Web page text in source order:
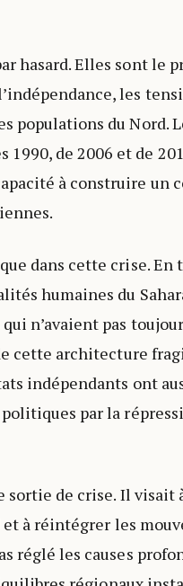
hasard. Elles sont le
les
populations du Nord.
1990, de 2006 et de
à construire un
dans cette crise. En
humaines du
n’avaient pas
cette architecture
indépendants ont
par la
sortie de crise. Il visait
à réintégrer les
réglé les causes